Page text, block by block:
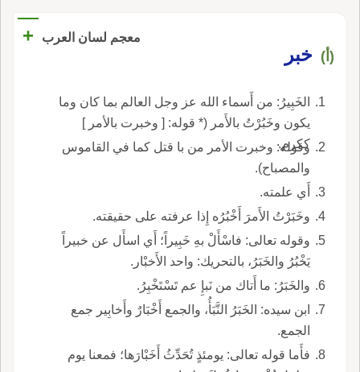
معجم لسان العرب +
(أ) خبر
الخَبِيرُ: من أَسماء الله عز وجل العالم بما كان وما
يكون وخَبُرْتُ بالأَمر (* قوله: [ وخبرت بالأمر ]
ككرم.
وقوله: وخبرت الأمر من با قتل كما في القاموس
والمصباح).
أَي علمته.
وخَبَرْتُ الأَمرَ أَخْبُرُه إِذا عرفته على حقيقته.
وقوله تعالى: فاسْأَلْ بهِ خَبِيراً؛ أَي اسأَل عن خبيراً
يَخْبُرُ والخَبَرُ، بالتحريك: واحد الأَخبْار.
والخَبَرُ: ما أَتاك من نَبإِ عم تَسْتَخْبِرُ.
ابن سيده: الخَبَرُ النَّبَأُ، والجمع أَخْبَارٌ وأَخابِير جمع
الجمع.
فأَما قوله تعالى: يومئذٍ تُحَدِّثُ أَخَبْارَها؛ فمعنا يوم